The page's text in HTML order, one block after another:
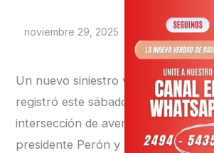
noviembre 29, 2025
Un nuevo siniestro vial se
registró este sábado en la
intersección de avenida
presidente Perón y